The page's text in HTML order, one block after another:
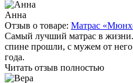
Анна
Отзыв о товаре: Матрас
Самый лучший матрас в
спине прошли, с мужем от него
года.
Читать отзыв полностью